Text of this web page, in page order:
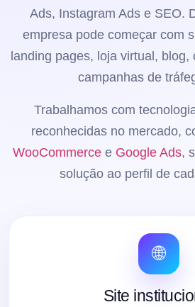
Ads, Instagram Ads e SEO.
empresa pode começar com
landing pages, loja virtual, blog,
campanhas de
Trabalhamos com
reconhecidas no mercado,
WooCommercee Google Ads,
solução ao perfil de
🌐
Site